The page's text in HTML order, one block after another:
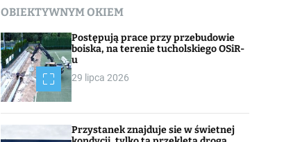
OBIEKTYWNYM OKIEM
Postępują prace przy przebudowie
boiska, na terenie tucholskiego OSiR-
u
29 lipca 2026
Przystanek znajduje sie w świetnej